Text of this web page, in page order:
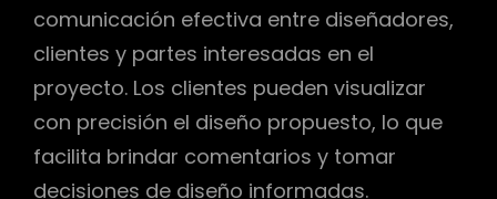
comunicación efectiva entre diseñadores,
clientes y partes interesadas en el
proyecto. Los clientes pueden visualizar
con precisión el diseño propuesto, lo que
facilita brindar comentarios y tomar
decisiones de diseño informadas.